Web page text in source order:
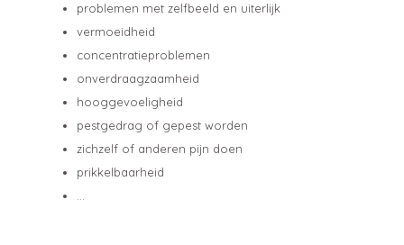
problemen met zelfbeeld en uiterlijk
vermoeidheid
concentratieproblemen
onverdraagzaamheid
hooggevoeligheid
pestgedrag of gepest worden
zichzelf of anderen pijn doen
prikkelbaarheid
...